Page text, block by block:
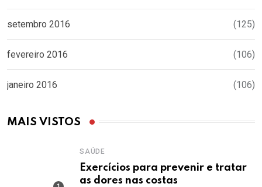
setembro 2016 (125)
fevereiro 2016 (106)
janeiro 2016 (106)
MAIS VISTOS
SAÚDE
Exercícios para prevenir e tratar
as dores nas costas